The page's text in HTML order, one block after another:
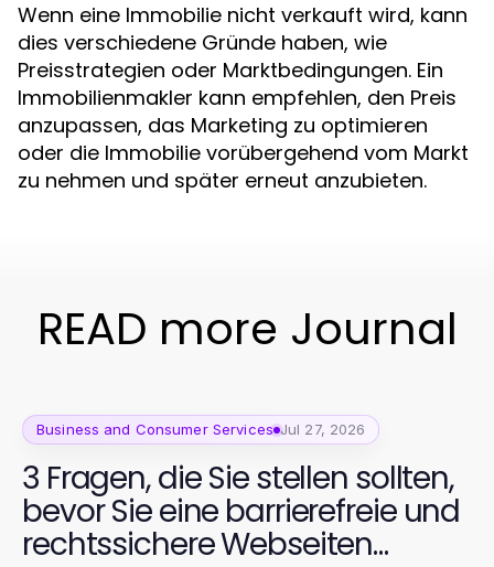
Wenn eine Immobilie nicht verkauft wird, kann
dies verschiedene Gründe haben, wie
Preisstrategien oder Marktbedingungen. Ein
Immobilienmakler kann empfehlen, den Preis
anzupassen, das Marketing zu optimieren
oder die Immobilie vorübergehend vom Markt
zu nehmen und später erneut anzubieten.
READ more Journal
Business and Consumer Services Jul 27, 2026
3 Fragen, die Sie stellen sollten,
bevor Sie eine barrierefreie und
rechtssichere Webseiten